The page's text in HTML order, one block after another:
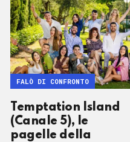
Temptation Island
(Canale 5), le
pagelle della
FALÒ DI CONFRONTO